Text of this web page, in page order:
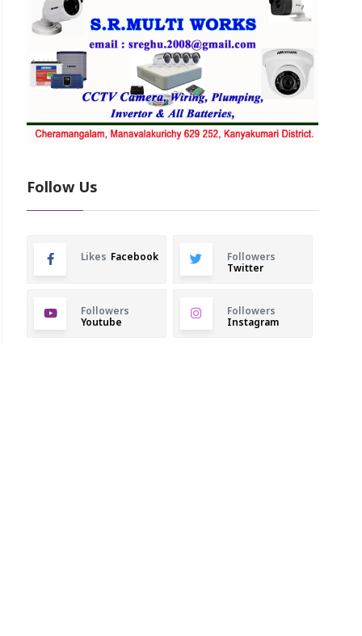
Follow Us
Likes Facebook
Followers
Twitter
Followers
Youtube
Followers
Instagram